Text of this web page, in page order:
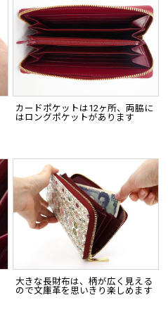
カードポケットは12ヶ所、両脇に
はロングポケットがあります
大きな長財布は、柄が広く見える
ので文庫革を思いきり楽しめます